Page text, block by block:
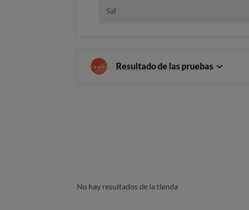
Sal
Resultado de las pruebas
No hay resultados de la tienda